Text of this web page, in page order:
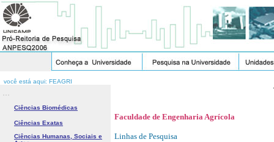
você está aqui: FEAGRI
...
Ciências Biomédicas
Ciências Exatas
Ciências Humanas, Sociais e
Faculdade de Engenharia Agrícola
Linhas de Pesquisa